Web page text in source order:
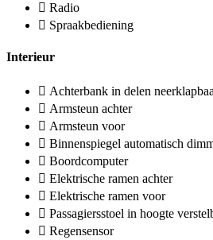
Radio
Spraakbediening
Interieur
Achterbank in delen
Armsteun achter
Armsteun voor
Binnenspiegel automatisch
Boordcomputer
Elektrische ramen achter
Elektrische ramen voor
Passagiersstoel in hoogte
Regensensor